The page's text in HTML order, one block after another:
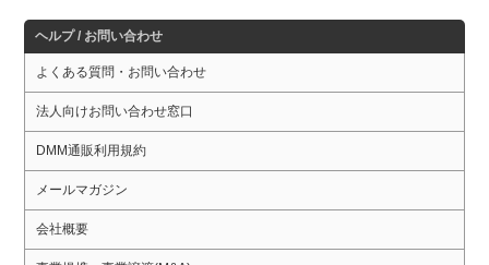
ヘルプ / お問い合わせ
よくある質問・お問い合わせ
法人向けお問い合わせ窓口
DMM通販利用規約
メールマガジン
会社概要